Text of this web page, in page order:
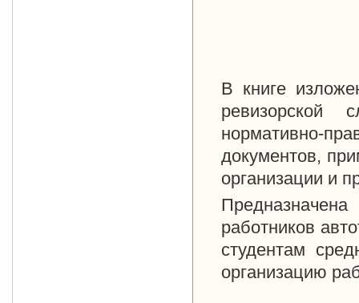
В книге
ревизорской
нормативно-
документов,
организации и
работников
студентам
организацию